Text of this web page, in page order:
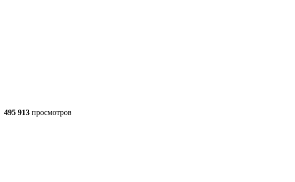
495 913 просмотров